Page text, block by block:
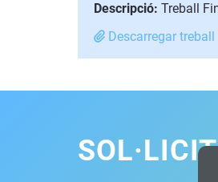
Descripció: Treball
Descarregar